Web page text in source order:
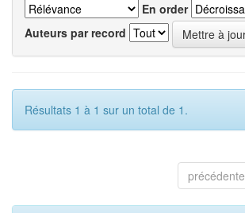
En order
Auteurs par record
Résultats 1 à 1 sur un total de 1.
précédente